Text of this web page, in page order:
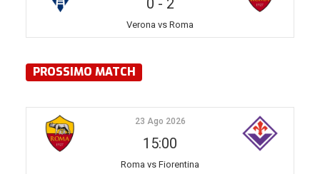
Verona vs Roma
PROSSIMO MATCH
23 Ago 2026
15:00
Roma vs Fiorentina